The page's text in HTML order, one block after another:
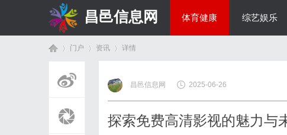
昌邑信息网 体育健康 综艺娱乐
门户 资讯
›
详情
昌邑信息网 2025-06-26
探索免费高清影视的魅力与